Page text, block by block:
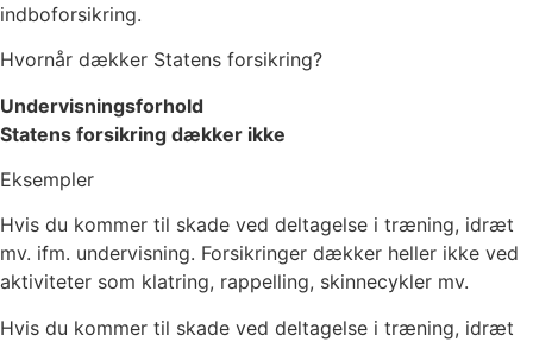
indboforsikring.
Hvornår dækker Statens forsikring?
Undervisningsforhold
Statens forsikring dækker ikke
Eksempler
Hvis du kommer til skade ved deltagelse i træning, idræt
mv. ifm. undervisning. Forsikringer dækker heller ikke ved
aktiviteter som klatring, rappelling, skinnecykler mv.
Hvis du kommer til skade ved deltagelse i træning, idræt